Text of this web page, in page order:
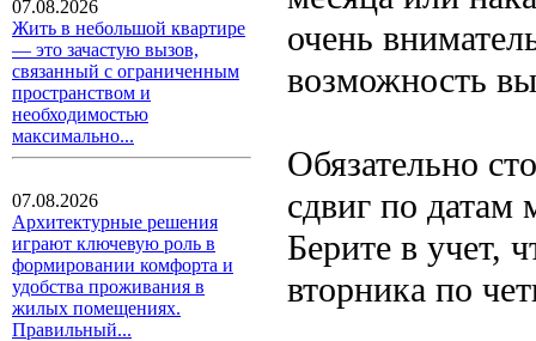
07.08.2026
Жить в небольшой квартире
— это зачастую вызов,
связанный с ограниченным
пространством и
необходимостью
максимально...
07.08.2026
Архитектурные решения
играют ключевую роль в
формировании комфорта и
удобства проживания в
жилых помещениях.
Правильный...
очень
возможность
Обязательно
сдвиг по
Берите в учет,
вторника по